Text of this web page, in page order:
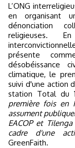
L’ONG
en organisant
dénonciation
religieuses.
présente
désobéissance
climatique, le
suivi d'une action
station Total du
première fois en
assument
EACOP et
cadre d'une
GreenFaith.